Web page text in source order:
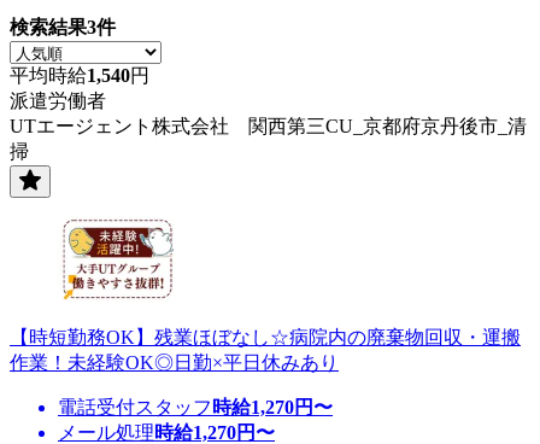
検索結果3件
平均時給1,540円
派遣労働者
UTエージェント株式会社 関西第三CU_京都府京丹後市_清
掃
【時短勤務OK】残業ほぼなし☆病院内の廃棄物回収・運搬
作業！未経験OK◎日勤×平日休みあり
電話受付スタッフ 時給1,270円〜
メール処理時給1,270円〜